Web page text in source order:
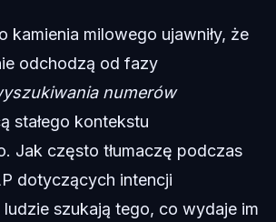
kamienia milowego ujawniły, że
odchodzą od fazy
numerów
stałego kontekstu
Jak często tłumaczę podczas
dotyczących intencji
szukają tego, co wydaje im